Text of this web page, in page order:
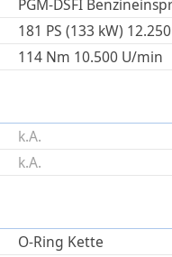
PGM-DSFI
181 PS (133 kW) 12.250
114 Nm 10.500 U/min
k.A.
k.A.
O-Ring Kette